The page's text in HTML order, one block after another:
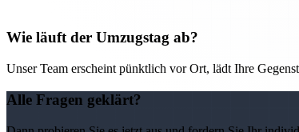
Wie läuft der Umzugstag ab?
Unser Team erscheint pünktlich vor Ort, lädt Ihre
Alle Fragen geklärt?